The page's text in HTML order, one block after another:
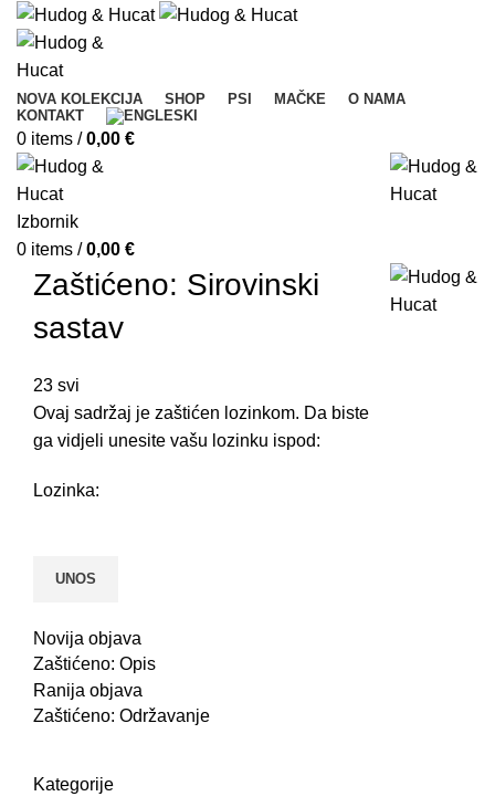
NOVA KOLEKCIJA SHOP PSI MAČKE
O NAMA
KONTAKT
0 items / 0,00 €
Izbornik
0 items / 0,00 €
Zaštićeno: Sirovinski
sastav
23 svi
Ovaj sadržaj je zaštićen lozinkom. Da biste
ga vidjeli unesite vašu lozinku ispod:
Lozinka:
Novija objava
Zaštićeno: Opis
Ranija objava
Zaštićeno: Održavanje
Kategorije